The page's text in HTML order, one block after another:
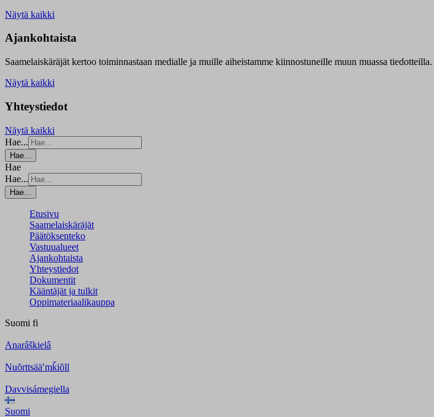
Näytä kaikki
Ajankohtaista
Saamelaiskäräjät kertoo toiminnastaan medialle ja muille aiheistamme kiinnostuneille muun muassa tiedotteilla.
Näytä kaikki
Yhteystiedot
Näytä kaikki
Hae...
Hae...
Hae
Hae...
Hae...
Etusivu
Saamelaiskäräjät
Päätöksenteko
Vastuualueet
Ajankohtaista
Yhteystiedot
Dokumentit
Kääntäjät ja tulkit
Oppimateriaalikauppa
Suomi fi
Anarâškielâ
Nuõrttsääʹmǩiõll
Davvisámegiella
Suomi